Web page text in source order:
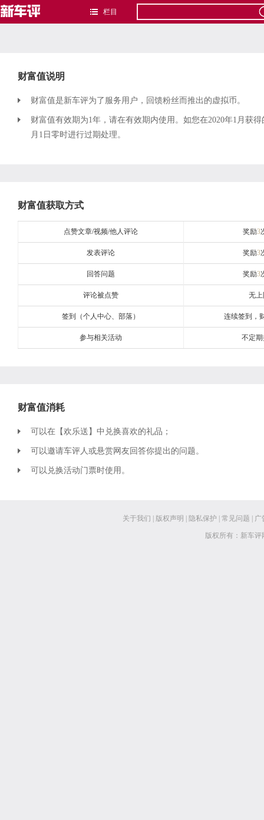
栏目
财富值说明
财富值是新车评为了服务用户，回馈粉丝而推出的虚拟币。
财富值有效期为1年，请在有效期内使用。如您在2020年1月获
月1日零时进行过期处理。
财富值获取方式
点赞文章/视频/他人评论 奖励3
发表评论 奖励3
回答问题 奖励3
评论被点赞 无
签到（个人中心、部落） 连续签到，
参与相关活动 不定
财富值消耗
可以在【欢乐送】中兑换喜欢的礼品；
可以邀请车评人或悬赏网友回答你提出的问题。
可以兑换活动门票时使用。
关于我们 版权声明 隐私保护 常见问题 广
版权所有：新车评